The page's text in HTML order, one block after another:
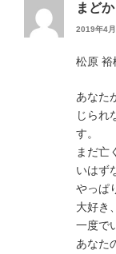
まどか
2019年4
松原 裕
あなた
じられ
す。
まだ亡
いはず
やっぱ
大好き
一度で
あなた